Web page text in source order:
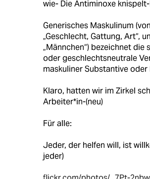
wie- Die Antiminoxe
Generisches Maskulinum
„Geschlecht, Gattung, Art“,
„Männchen“) bezeichnet die
oder geschlechtsneutrale
maskuliner Substantive oder
Klaro, hatten wir im Zirkel
Arbeiter*in-(neu)
Für alle:
Jeder, der helfen will, ist
jeder)